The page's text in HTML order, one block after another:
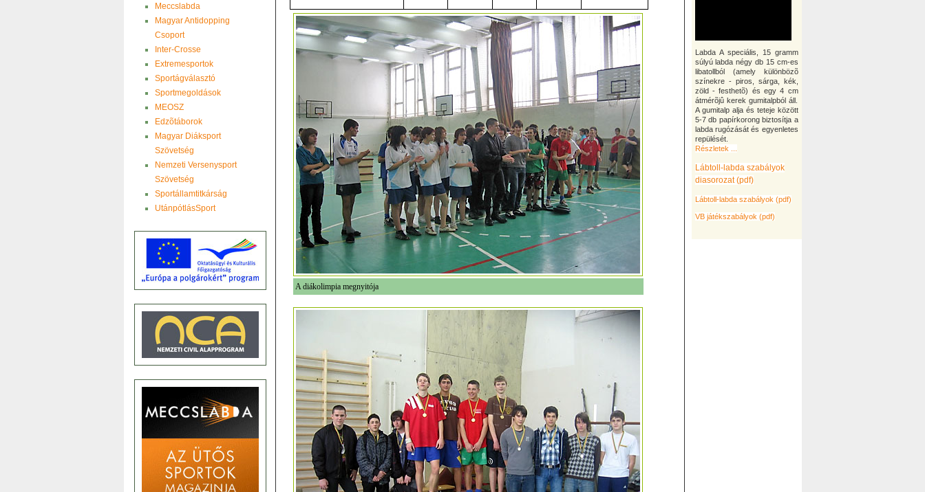
Meccslabda
Magyar Antidopping
Csoport
Inter-Crosse
Extremesportok
Sportágválasztó
Sportmegoldások
MEOSZ
Edzõtáborok
Magyar Diáksport
Szövetség
Nemzeti Versenysport
Szövetség
Sportállamtitkárság
UtánpótlásSport
Labda A speciális, 15 gramm
súlyú labda négy db 15 cm-es
libatollból (amely különbözõ
színekre - piros, sárga, kék,
zöld - festhetõ) és egy 4 cm
átmérõjû kerek gumitalpból áll.
A gumitalp alja és teteje között
5-7 db papírkorong biztosítja a
labda rugózását és egyenletes
repülését.
Részletek ...
Lábtoll-labda szabályok
diasorozat (pdf)
Lábtoll-labda szabályok (pdf)
VB játékszabályok (pdf)
A diákolimpia megnyitója